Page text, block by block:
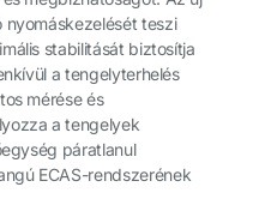
teszi
stabilitását biztosítja
a tengelyterhelés
mérése és
a tengelyek
páratlanul
ECAS-rendszerének